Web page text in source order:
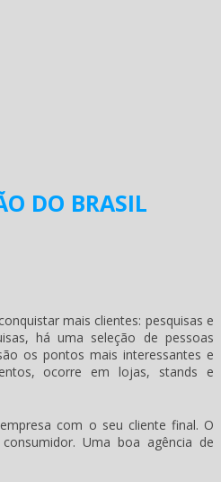
DO BRASIL
mais clientes: pesquisas e
há uma seleção de pessoas
os pontos mais interessantes e
ocorre em lojas, stands e
com o seu cliente final. O
Uma boa agência de